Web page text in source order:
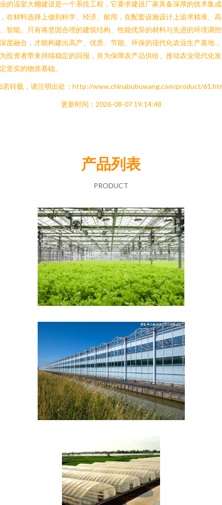
的温室大棚建设是一个系统工程，它要求建设厂家具备深厚的技术集
在材料选择上做到科学、经济、耐用，在配套设施设计上追求精准、高
智能。只有将坚固合理的建筑结构、性能优异的材料与先进的环境调
度融合，才能构建出高产、优质、节能、环保的现代化农业生产基地
投资者带来持续稳定的回报，并为保障农产品供给、推动农业现代化
坚实的物质基础。
若转载，请注明出处：http://www.chinabubuwang.com/product/
更新时间：2026-08-07 19:14:48
产品列表
PRODUCT